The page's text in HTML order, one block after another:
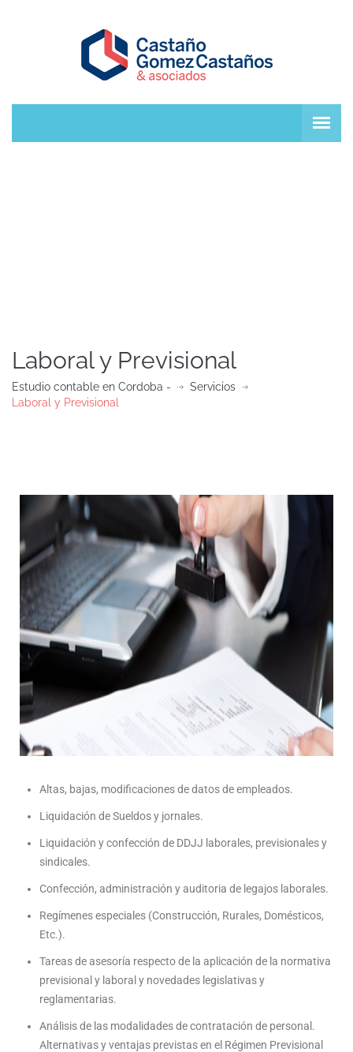
Laboral y Previsional
Estudio contable en Cordoba -
Servicios
Laboral y Previsional
Altas, bajas, modificaciones de datos de empleados.
Liquidación de Sueldos y jornales.
Liquidación y confección de DDJJ laborales, previsionales y
sindicales.
Confección, administración y auditoria de legajos laborales.
Regímenes especiales (Construcción, Rurales, Domésticos,
Etc.).
Tareas de asesoría respecto de la aplicación de la normativa
previsional y laboral y novedades legislativas y
reglamentarias.
Análisis de las modalidades de contratación de personal.
Alternativas y ventajas previstas en el Régimen Previsional